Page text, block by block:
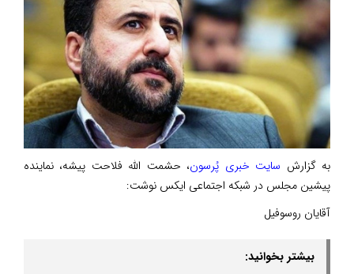
به گزارش سایت خبری پُرسون، حشمت الله فلاحت پیشه، نماینده
پیشین مجلس در شبکه اجتماعی ایکس نوشت:
آقایان روسوفیل
بیشتر بخوانید: